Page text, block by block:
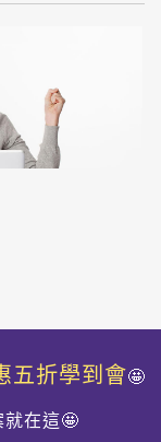
五折學到會🤩
就在這🤩